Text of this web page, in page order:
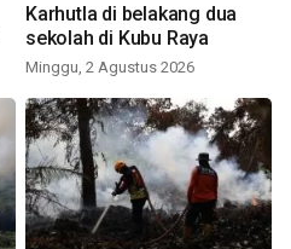
Karhutla di belakang dua
sekolah di Kubu Raya
Minggu, 2 Agustus 2026